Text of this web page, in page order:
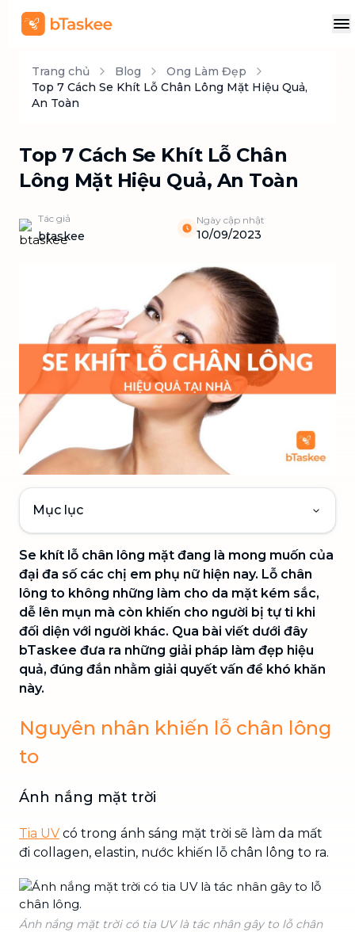
Trang chủ Blog
Ong Làm Đẹp
Top 7 Cách Se Khít Lỗ Chân Lông Mặt Hiệu Quả,
An Toàn
Top 7 Cách Se Khít Lỗ Chân
Lông Mặt Hiệu Quả, An Toàn
Tác giả
btaskee
Ngày cập nhật
10/09/2023
Mục lục
Se khít lỗ chân lông mặt đang là mong muốn của
đại đa số các chị em phụ nữ hiện nay. Lỗ chân
lông to không những làm cho da mặt kém sắc,
dễ lên mụn mà còn khiến cho người bị tự ti khi
đối diện với người khác. Qua bài viết dưới đây
bTaskee đưa ra những giải pháp làm đẹp hiệu
quả, đúng đắn nhằm giải quyết vấn đề khó khăn
này.
Nguyên nhân khiến lỗ chân lông
to
Ánh nắng mặt trời
Tia UV có trong ánh sáng mặt trời sẽ làm da mất
đi collagen, elastin, nước khiến lỗ chân lông to ra.
Ánh nắng mặt trời có tia UV là tác nhân gây to lỗ chân